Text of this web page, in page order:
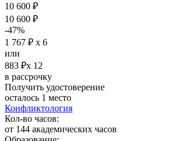
10 600 ₽
10 600 ₽
-47%
1 767 ₽ х 6
или
883 ₽х 12
в рассрочку
Получить удостоверение
осталось 1 место
Конфликтология
Кол-во часов:
от 144 академических часов